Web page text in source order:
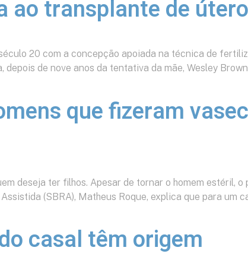
ao transplante de útero
20 com a concepção apoiada na técnica de
de nove anos da tentativa da mãe, Wesley
que fizeram
deseja ter filhos. Apesar de tornar o homem estéril, o
(SBRA), Matheus Roque, explica que para um
casal têm origem